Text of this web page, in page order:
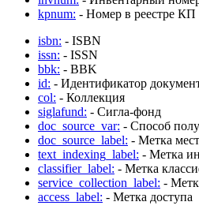
kpnum: - Номер в реестре КП
isbn: - ISBN
issn: - ISSN
bbk: - BBK
id: - Идентификатор
col: - Коллекция
siglafund: - Сигла-фонд
doc_source_var: - Способ
doc_source_label: - Метка
text_indexing_label: - Метка
classifier_label: - Метка
service_collection_label: -
access_label: - Метка доступа